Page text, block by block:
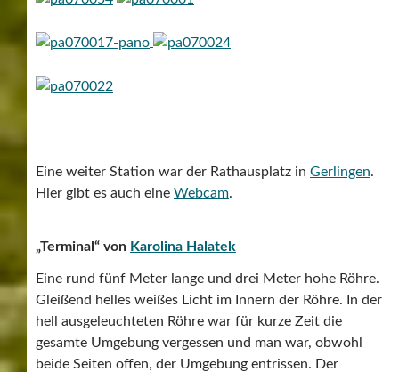
Eine weiter Station war der Rathausplatz in Gerlingen.
Hier gibt es auch eine Webcam.
„Terminal“ von Karolina Halatek
Eine rund fünf Meter lange und drei Meter hohe Röhre.
Gleißend helles weißes Licht im Innern der Röhre. In der
hell ausgeleuchteten Röhre war für kurze Zeit die
gesamte Umgebung vergessen und man war, obwohl
beide Seiten offen, der Umgebung entrissen. Der